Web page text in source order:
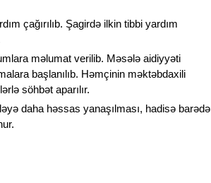
çağırılıb. Şagirdə ilkin tibbi yardım
məlumat verilib. Məsələ aidiyyəti
başlanılıb. Həmçinin məktəbdaxili
söhbət aparılır.
daha həssas yanaşılması, hadisə barədə